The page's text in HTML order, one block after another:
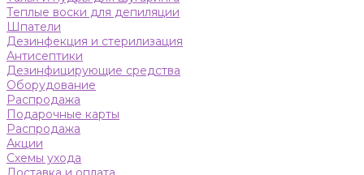
Теплые воски для депиляции
Шпатели
Дезинфекция и стерилизация
Антисептики
Дезинфицирующие средства
Оборудование
Распродажа
Подарочные карты
Распродажа
Акции
Схемы ухода